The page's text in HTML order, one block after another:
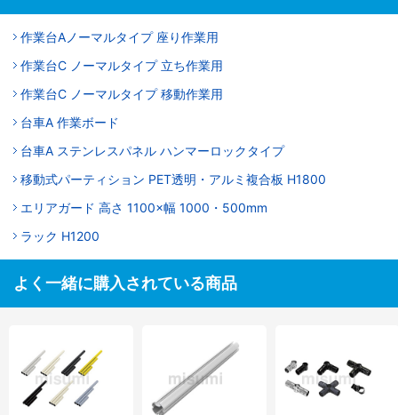
作業台Aノーマルタイプ 座り作業用
作業台C ノーマルタイプ 立ち作業用
作業台C ノーマルタイプ 移動作業用
台車A 作業ボード
台車A ステンレスパネル ハンマーロックタイプ
移動式パーティション PET透明・アルミ複合板 H1800
エリアガード 高さ 1100×幅 1000・500mm
ラック H1200
よく一緒に購入されている商品